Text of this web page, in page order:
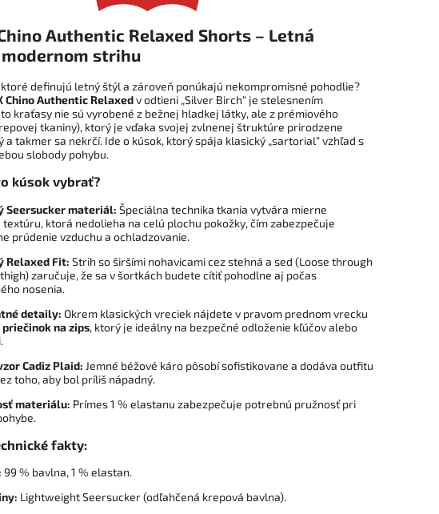
Authentic Relaxed Shorts – Letná
strihu
definujú letný štýl a zároveň ponúkajú nekompromisné pohodlie?
Chino Authentic Relaxedv odtieni „Silver Birch“ je stelesnením
kraťasy nie sú vyrobené z bežnej hladkej látky, ale z prémiového
tkaniny), ktorý je vďaka svojej zvlnenej štruktúre prirodzene
a takmer sa nekrčí. Ide o kúsok, ktorý spája klasický „sartorial“ vzhľad s
slobody pohybu.
kúsok vybrať?
Seersucker materiál: Špeciálna technika tkania vytvára mierne
textúru, ktorá nedolieha na celú plochu pokožky, čím zabezpečuje
prúdenie vzduchu a ochladzovanie.
Relaxed Fit: Strih so širšími nohavicami cez stehná a sed (Loose through
zaručuje, že sa v šortkách budete cítiť pohodlne aj počas
nosenia.
detaily: Okrem klasických vreciek nájdete v pravom prednom vrecku
na zips, ktorý je ideálny na bezpečné odloženie kľúčov alebo
Cadiz Plaid: Jemné béžové káro pôsobí sofistikovane a dodáva outfitu
toho, aby bol príliš nápadný.
materiálu: Prímes 1 % elastanu zabezpečuje potrebnú pružnosť pri
fakty:
99 % bavlna, 1 % elastan.
Lightweight Seersucker (odľahčená krepová bavlna).